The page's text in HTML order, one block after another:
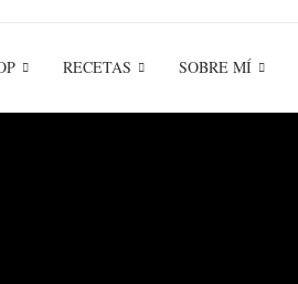
RECETAS SOBRE MÍ